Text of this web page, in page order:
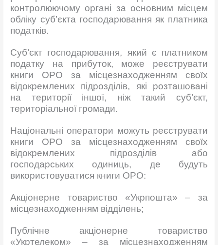
контролюючому органі за основним місцем
обліку суб’єкта господарювання як платника
податків.
Суб’єкт господарювання, який є платником
податку на прибуток, може реєструвати
книги ОРО за місцезнаходженням своїх
відокремлених підрозділів, які розташовані
на території іншої, ніж такий суб’єкт,
територіальної громади.
Національні оператори можуть реєструвати
книги ОРО за місцезнаходженням своїх
відокремлених підрозділів або
господарських одиниць, де будуть
використовуватися книги ОРО:
Акціонерне товариство «Укрпошта» – за
місцезнаходженням відділень;
Публічне акціонерне товариство
«Укртелеком» – за місцезнаходженням